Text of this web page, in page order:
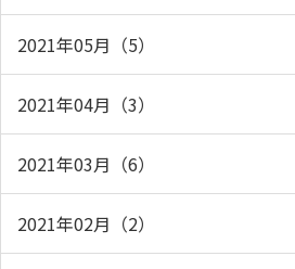
2021年05月（5）
2021年04月（3）
2021年03月（6）
2021年02月（2）